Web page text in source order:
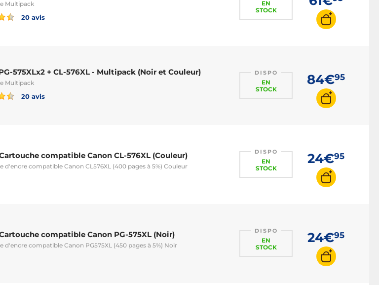
Multipack
20 avis
EN
STOCK
575XLx2 + CL-576XL - Multipack (Noir et Couleur)
Multipack
20 avis
DISPO
EN
STOCK
84€95
compatible Canon CL-576XL (Couleur)
d'encre compatible Canon CL576XL (400 pages à 5%) Couleur
DISPO
EN
STOCK
24€95
compatible Canon PG-575XL (Noir)
d'encre compatible Canon PG575XL (450 pages à 5%) Noir
DISPO
EN
STOCK
24€95